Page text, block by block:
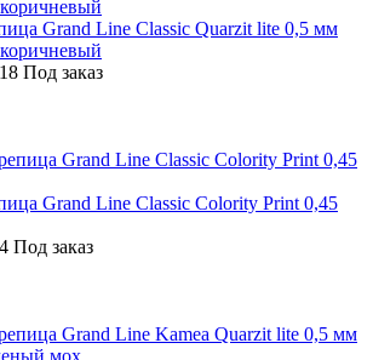
Grand Line Classic Quarzit lite 0,5 мм
Под заказ
Grand Line Classic Colority Print 0,45
Под заказ